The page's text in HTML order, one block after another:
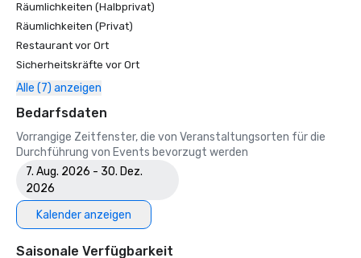
Räumlichkeiten (Halbprivat)
Räumlichkeiten (Privat)
Restaurant vor Ort
Sicherheitskräfte vor Ort
Alle (7) anzeigen
Bedarfsdaten
Vorrangige Zeitfenster, die von Veranstaltungsorten für die
Durchführung von Events bevorzugt werden
7. Aug. 2026 - 30. Dez.
2026
Kalender anzeigen
Saisonale Verfügbarkeit